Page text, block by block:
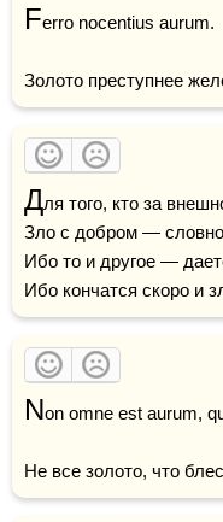
Ferro nocentius aurum.
Золото преступнее
Для того, кто за
Зло с добром — словно
Ибо то и другое —
Ибо кончатся скоро и
Non omne est aurum,
Не все золото, что